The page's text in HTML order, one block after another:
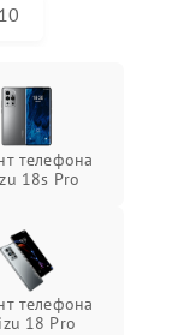
10
телефона
18s Pro
телефона
18 Pro